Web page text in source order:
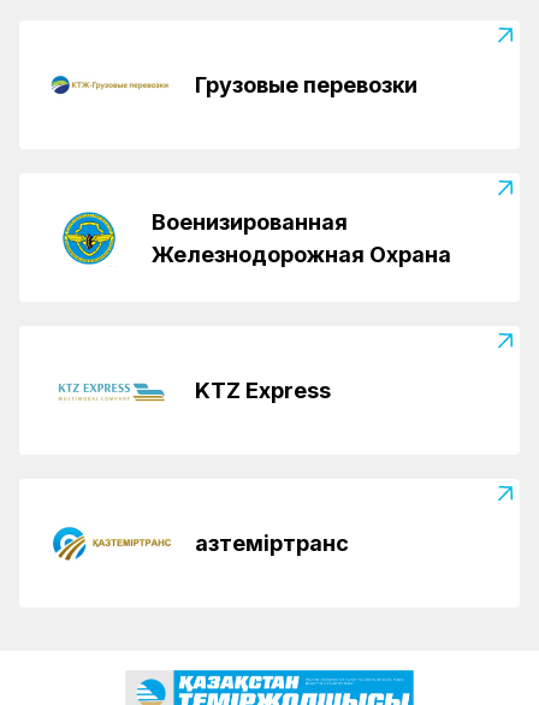
Грузовые перевозки
Военизированная
Железнодорожная Охрана
KTZ Express
Қазтеміртранс